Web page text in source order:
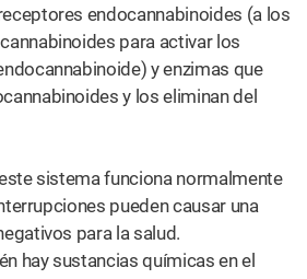
endocannabinoides (a los
para activar los
y enzimas que
y los eliminan del
sistema funciona normalmente
pueden causar una
para la salud.
hay sustancias químicas en el